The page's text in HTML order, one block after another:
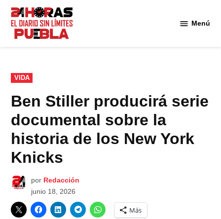
Saltar
contenido
Menú
PUBLICADO
EN
VIDA
Ben Stiller producirá serie
documental sobre la
historia de los New York
Knicks
por Redacción
junio 18, 2026
Más